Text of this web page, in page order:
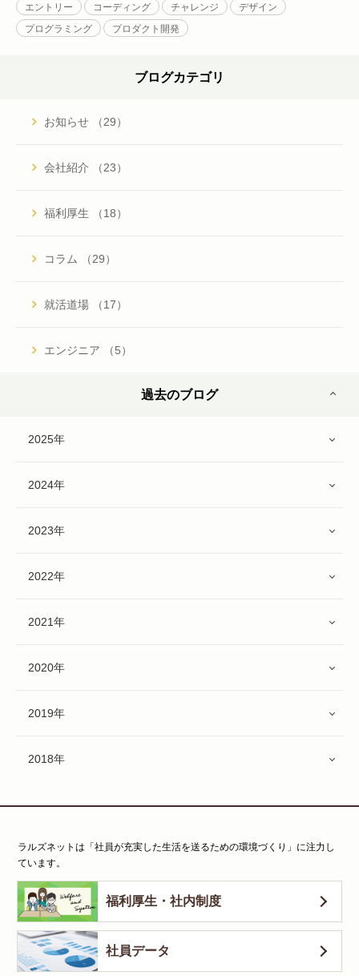
エントリー
コーディング チャレンジ
デザイン
プログラミング
プロダクト開発
ブログカテゴリ
お知らせ （29）
会社紹介 （23）
福利厚生 （18）
コラム （29）
就活道場 （17）
エンジニア （5）
過去のブログ
2025年
2024年
2023年
2022年
2021年
2020年
2019年
2018年
ラルズネットは「社員が充実した生活を送るための環境づくり」に注力し
ています。
福利厚生・社内制度
社員データ